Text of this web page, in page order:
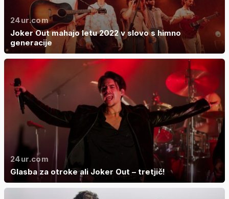
24ur.com
Joker Out mahajo letu 2022 v slovo s himno
generacije
24ur.com
Glasba za otroke ali Joker Out – tretjič!